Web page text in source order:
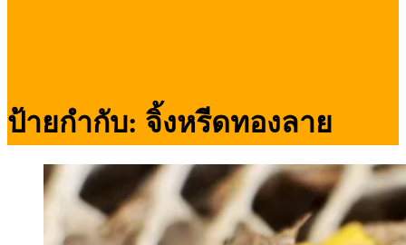
ป้ายกำกับ: จิ้งหรีดทองลาย